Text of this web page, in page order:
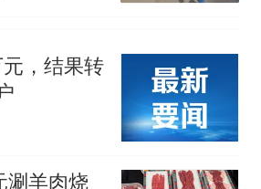
，结果转
涮羊肉烧